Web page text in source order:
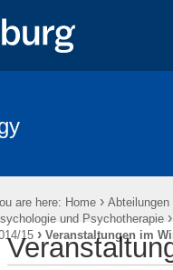
are here: Home › Abteilungen
und Psychotherapie
15 › Veranstaltungen im